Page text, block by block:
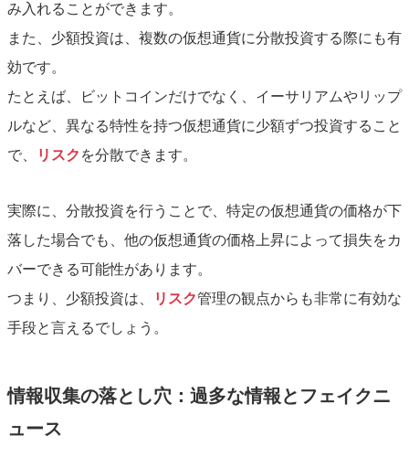
み入れることができます。
また、少額投資は、複数の仮想通貨に分散投資する際にも有
効です。
たとえば、ビットコインだけでなく、イーサリアムやリップ
ルなど、異なる特性を持つ仮想通貨に少額ずつ投資すること
で、
リスク を分散できます。
実際に、分散投資を行うことで、特定の仮想通貨の価格が下
落した場合でも、他の仮想通貨の価格上昇によって損失をカ
バーできる可能性があります。
つまり、少額投資は、
リスク管理の観点からも非常に有効な
手段と言えるでしょう。
情報収集の落とし穴：過多な情報とフェイクニ
ュース